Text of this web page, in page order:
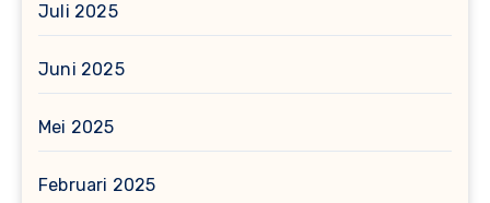
Juli 2025
Juni 2025
Mei 2025
Februari 2025